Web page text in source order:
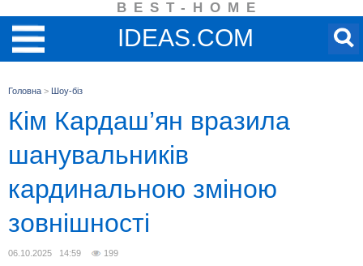
BEST-HOME
IDEAS.COM
Головна > Шоу-біз
Кім Кардаш’ян вразила
шанувальників
кардинальною зміною
зовнішності
06.10.2025 14:59 199